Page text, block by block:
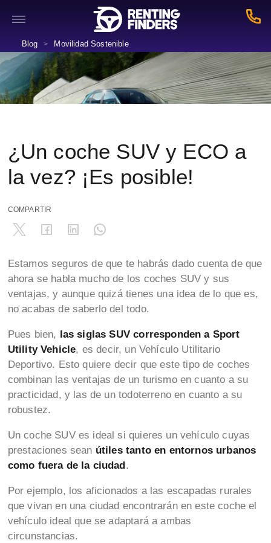
Blog > Movilidad Sostenible
¿Un coche SUV y ECO a
la vez? ¡Es posible!
COMPARTIR
Estamos seguros de que te habrás dado cuenta de que
ahora se habla mucho de los coches SUV y sus
ventajas, y aunque quizá tienes una idea de lo que es,
no acabas de saberlo del todo.
Pues bien,
las siglas SUV corresponden a Sport
Utility Vehicle, es decir, un Vehículo Utilitario
Deportivo. Esto quiere decir que este tipo de coches
combinan las ventajas de un turismo en cuanto a su
practicidad, y las de un todoterreno en cuanto a su
robustez.
Un coche SUV es ideal si quieres un vehículo cuyas
prestaciones sean útiles tanto en entornos urbanos
como fuera de la ciudad .
Por ejemplo, los aficionados a las escapadas rurales
que vivan en una ciudad encontrarán en este coche el
vehículo ideal que se adaptará a ambas
circunstancias.